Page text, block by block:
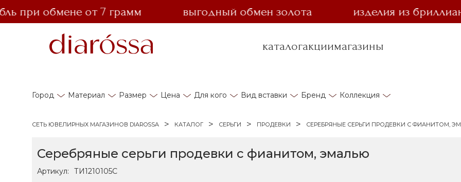
обмене от 7 грамм выгодный обмен золота изделия из
каталогакциимагазины
Город Материал Размер Цена Для кого Вид вставки Бренд Коллекция
СЕТЬ ЮВЕЛИРНЫХ МАГАЗИНОВ DIAROSSA КАТАЛОГ СЕРЬГИ ПРОДЕВКИ СЕРЕБРЯНЫЕ СЕРЬГИ ПРОДЕВКИ С ФИАНИТОМ,
Серебряные серьги продевки с фианитом, эмалью
Артикул: ТИ1210105С